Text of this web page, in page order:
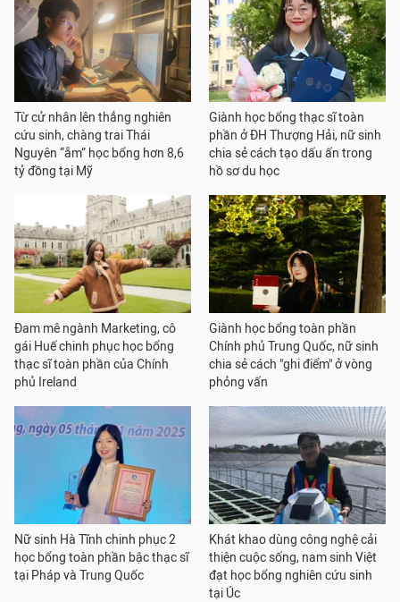
Từ cử nhân lên thẳng nghiên
cứu sinh, chàng trai Thái
Nguyên “ẵm” học bổng hơn 8,6
tỷ đồng tại Mỹ
Giành học bổng thạc sĩ toàn
phần ở ĐH Thượng Hải, nữ sinh
chia sẻ cách tạo dấu ấn trong
hồ sơ du học
Đam mê ngành Marketing, cô
gái Huế chinh phục học bổng
thạc sĩ toàn phần của Chính
phủ Ireland
Giành học bổng toàn phần
Chính phủ Trung Quốc, nữ sinh
chia sẻ cách "ghi điểm" ở vòng
phỏng vấn
Nữ sinh Hà Tĩnh chinh phục 2
học bổng toàn phần bậc thạc sĩ
tại Pháp và Trung Quốc
Khát khao dùng công nghệ cải
thiện cuộc sống, nam sinh Việt
đạt học bổng nghiên cứu sinh
tại Úc